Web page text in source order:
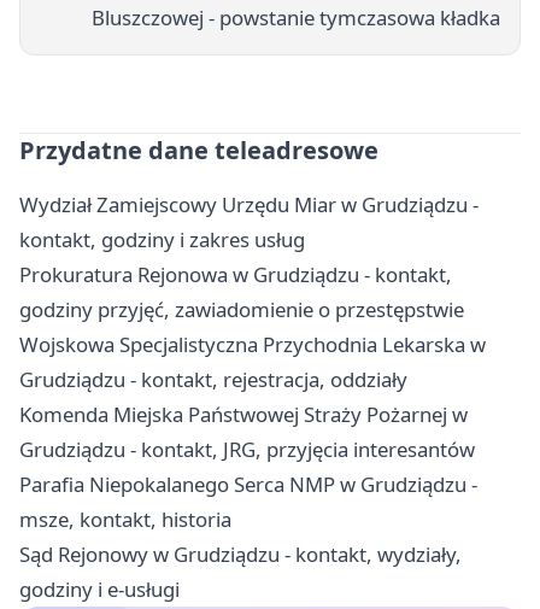
Bluszczowej - powstanie tymczasowa kładka
Przydatne dane teleadresowe
Wydział Zamiejscowy Urzędu Miar w Grudziądzu -
kontakt, godziny i zakres usług
Prokuratura Rejonowa w Grudziądzu - kontakt,
godziny przyjęć, zawiadomienie o przestępstwie
Wojskowa Specjalistyczna Przychodnia Lekarska w
Grudziądzu - kontakt, rejestracja, oddziały
Komenda Miejska Państwowej Straży Pożarnej w
Grudziądzu - kontakt, JRG, przyjęcia interesantów
Parafia Niepokalanego Serca NMP w Grudziądzu -
msze, kontakt, historia
Sąd Rejonowy w Grudziądzu - kontakt, wydziały,
godziny i e-usługi